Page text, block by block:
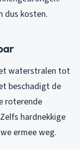
dus kosten.
waterstralen tot
beschadigt de
roterende
hardnekkige
ermee weg.